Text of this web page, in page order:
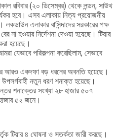
রবিবার (২০ ডিসেম্বর) থেকে লন্ডন, সাউথ
হবে। এসব এলাকায় নিত্য প্রয়োজনীয়
এলাকার বাসিন্দাদের সরকারের পক্ষ
না হওয়ার নির্দেশনা দেওয়া হয়েছে। টিয়ার
হয়েছে।
যেভাবে পরিকল্পনা করেছিলাম, সেভাবে
আরও একদফা বড় ধরনের অবনতি হয়েছে।
উপসর্গবাহী নতুন ধরণ শনাক্ত হয়েছে।
শনাক্তের সংখ্যা ২৮ হাজার ৫০৭
৫২ জনে।
টিয়ার ৪ ঘোষনা ও সতর্কতা জারী করছে।